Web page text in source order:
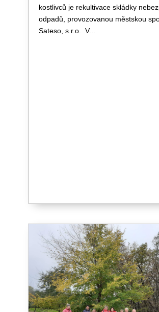
kostlivců je rekultivace skládky
odpadů, provozovanou městskou
Sateso, s.r.o. V...